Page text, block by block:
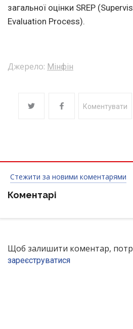
загальної оцінки SREP
Evaluation Process).
Джерело: Мінфін
Коментувати
Стежити за новими коментарями
Коментарі
Щоб залишити коментар,
зареєструватися